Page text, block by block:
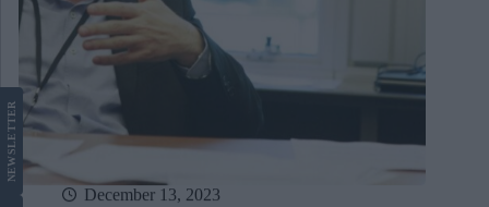
December 13, 2023
NEWS
LETTER